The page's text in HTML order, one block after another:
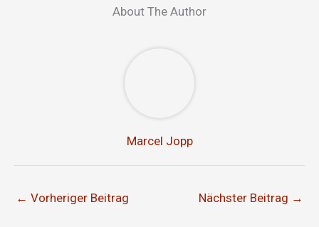
About The Author
Marcel Jopp
← Vorheriger Beitrag Nächster Beitrag →